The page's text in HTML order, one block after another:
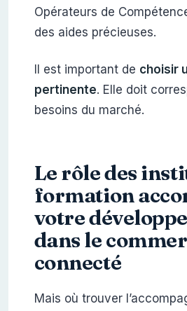
Opérateurs de
des aides précieuses.
Il est important de choisir
pertinente. Elle doit
besoins du marché.
Le rôle des
formation
votre
dans le
connecté
Mais où trouver